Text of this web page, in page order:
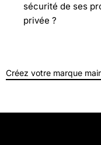
sécurité de ses
privée ?
Créez votre marque